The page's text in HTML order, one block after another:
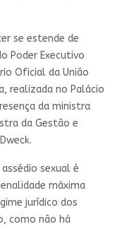
se estende de
Poder Executivo
Oficial da União
realizada no Palácio
da ministra
da Gestão e
sexual é
máxima
jurídico dos
como não há